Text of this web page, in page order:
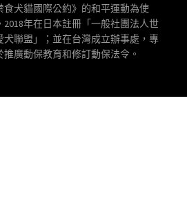
食犬貓國際公約》的和平運動為使
2018年在日本註冊「一般社團法人世
犬聯盟」；並在台灣成立辦事處，專
推廣動保教育和修訂動保法令。